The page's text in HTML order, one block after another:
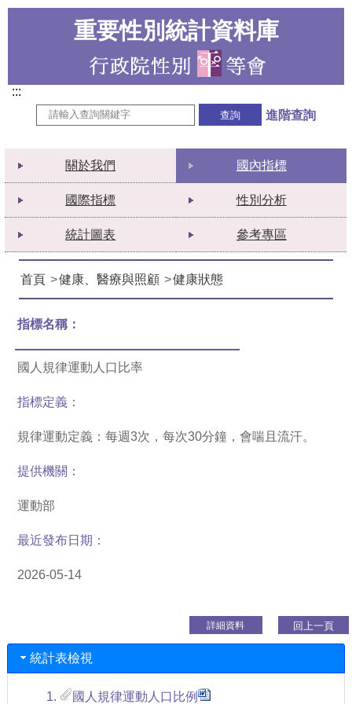
重要性別統計資料庫
進階查詢
關於我們 國內指標
國際指標 性別分析
統計圖表 參考專區
首頁 健康、醫療與照顧 健康狀態
指標名稱：
國人規律運動人口比率
指標定義：
規律運動定義：每週3次，每次30分鐘，會喘且流汗。
提供機關：
運動部
最近發布日期：
2026-05-14
回上一頁
統計表檢視
1. 國人規律運動人口比例